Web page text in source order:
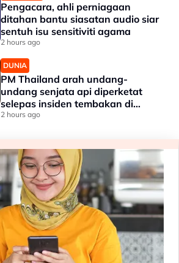
Pengacara, ahli perniagaan
ditahan bantu siasatan audio siar
sentuh isu sensitiviti agama
2 hours ago
DUNIA
PM Thailand arah undang-
undang senjata api diperketat
selepas insiden tembakan di
sekolah
2 hours ago